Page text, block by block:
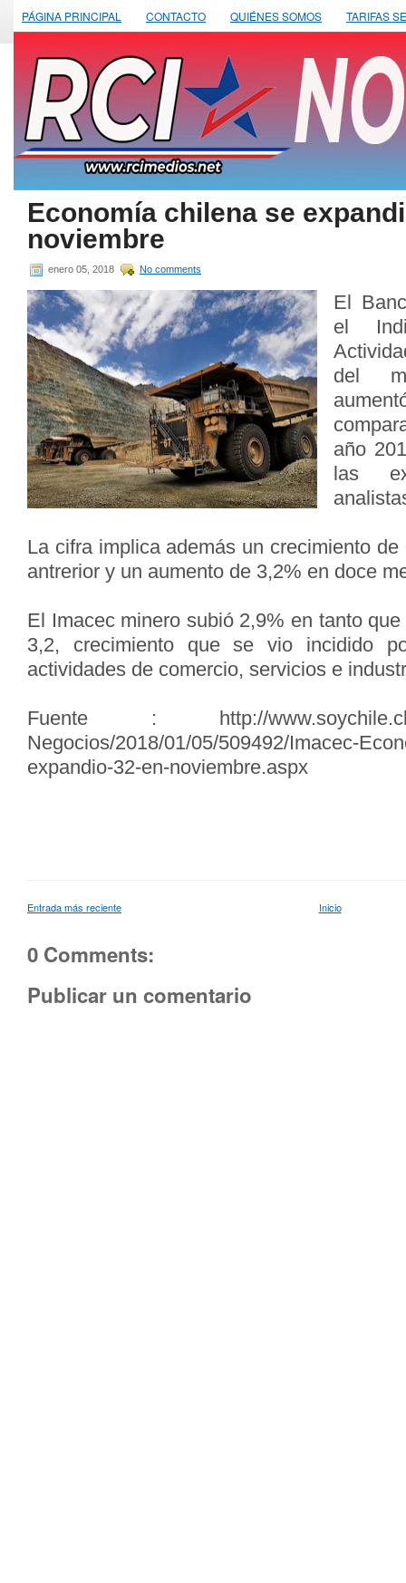
PÁGINA PRINCIPAL CONTACTO QUIÉNES SOMOS TARIFAS
Economía chilena se
noviembre
enero 05, 2018 No comments
El
el
del
año
las
La cifra implica además un crecimiento
antrerior y un aumento de 3,2% en doce
El Imacec minero subió 2,9% en tanto
3,2, crecimiento que se vio incidido
actividades de comercio, servicios e
Fuente : http://www.soychile.cl/
Negocios/2018/01/05/509492/Imacec-
expandio-32-en-noviembre.aspx
Entrada más reciente Inicio
0 Comments:
Publicar un comentario